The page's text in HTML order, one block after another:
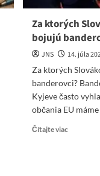
Za ktorých
bojujú
JNS
14. júla
Za ktorých
banderovci?
Kyjeve často
občania EU
Čítajte viacRead